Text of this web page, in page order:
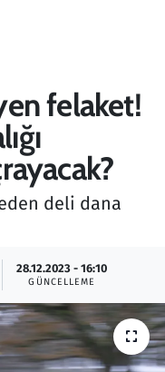
felaket!
deli dana
28.12.2023 - 16:10
GÜNCELLEME